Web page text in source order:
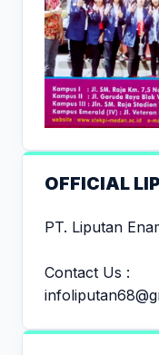
OFFICIAL
PT. Liputan
Contact Us :